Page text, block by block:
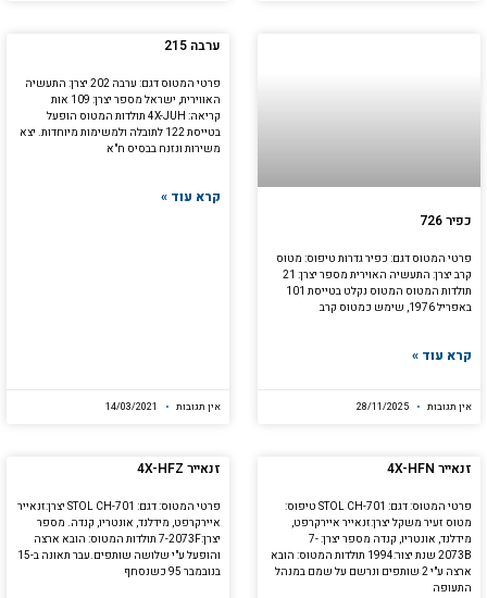
כפיר 726
פרטי המטוס דגם: כפיר גדרות טיפוס: מטוס
קרב יצרן: התעשיה האוירית מספר יצרן: 21
תולדות המטוס המטוס נקלט בטייסת 101
באפריל 1976, שימש כמטוס קרב
קרא עוד »
אין תגובות
ערבה 215
פרטי המטוס דגם: ערבה 202 יצרן: התעשיה
האווירית, ישראל מספר יצרן: 109 אות
קריאה: 4X-JUH תולדות המטוס הופעל
בטייסת 122 לתובלה ולמשימות מיוחדות. יצא
משירות ונזנח בבסיס ח"א
קרא עוד »
אין תגובות
זנאייר 4X-HFN
פרטי המטוס: דגם: STOL CH-701 טיפוס:
מטוס זעיר משקל יצרן:זנאייר איירקרפט,
מידלנד, אונטריו, קנדה מספר יצרן: 7-
2073B שנת יצור:1994 תולדות המטוס: הובא
ארצה ע"י 2 שותפים ונרשם על שמם במנהל
התעופה
זנאייר 4X-HFZ
פרטי המטוס: דגם: STOL CH-701 יצרן:זנאייר
איירקרפט, מידלנד, אונטריו, קנדה. מספר
יצרן:7-2073F תולדות המטוס: הובא ארצה
והופעל ע"י שלושה שותפים.עבר תאונה ב-15
בנובמבר 95 כשנסחף